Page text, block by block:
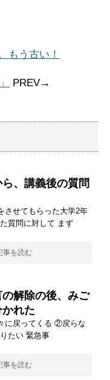
もう古い！
PREV→
、講義後の質問
させてもらった大学2年
質問に対して まず
事を読む
解除の後、みご
かれた
に戻ってくる ②戻らな
たい 緊急事
事を読む